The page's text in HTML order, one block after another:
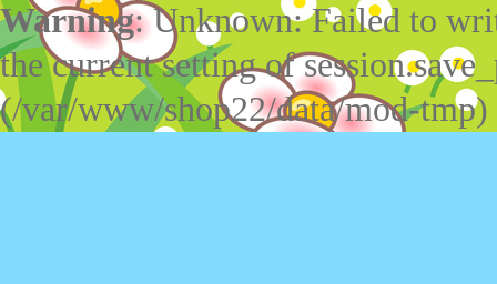
Warning: Unknown: Failed to
the current setting of
(/var/www/shop22/data/mod-